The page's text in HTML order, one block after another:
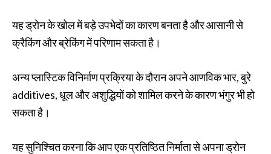
यह ड्रोन के खोल में बड़े उपभेदों का कारण बनता है और आसानी से
क्रैकिंग और ब्रेकिंग में परिणाम सकता है।
अन्य प्लास्टिक विनिर्माण प्रक्रिया के दौरान अपने आणविक भार, बुरे
additives, धूल और अशुद्धियों को शामिल करने के कारण भंगुर भी हो
सकता है।
यह सुनिश्चित करना कि आप एक प्रतिष्ठित निर्माता से अपना ड्रोन